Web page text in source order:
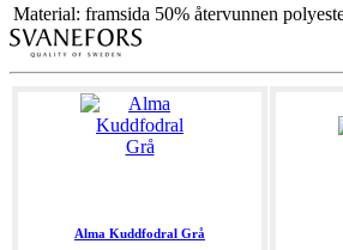
Material: framsida 50% återvunnen
Alma Kuddfodral Grå